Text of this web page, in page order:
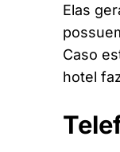
Elas
Caso
hotel